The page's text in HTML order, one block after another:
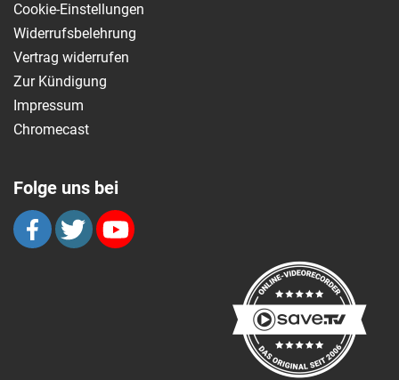
Cookie-Einstellungen
Widerrufsbelehrung
Vertrag widerrufen
Zur Kündigung
Impressum
Chromecast
Folge uns bei